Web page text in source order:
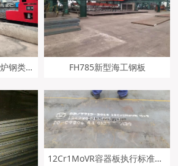
10Cr9Mo1VNb高压锅炉钢类似P91钢板 FH785新型海工钢板
12Cr1MoVR容器板执行标准及交货状态